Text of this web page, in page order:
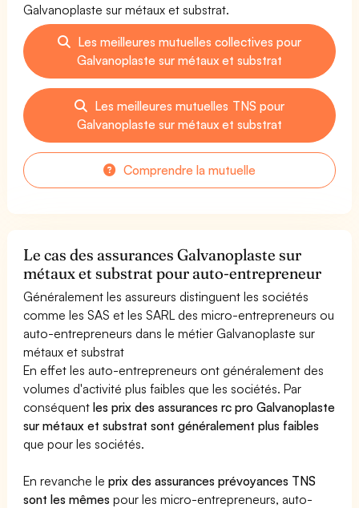
Galvanoplaste sur métaux et substrat.
Les meilleures mutuelles collectives pour
Galvanoplaste sur métaux et substrat
Les meilleures mutuelles TNS pour
Galvanoplaste sur métaux et substrat
Comprendre la mutuelle
Le cas des assurances Galvanoplaste sur
métaux et substrat pour auto-entrepreneur
Généralement les assureurs distinguent les sociétés
comme les SAS et les SARL des micro-entrepreneurs ou
auto-entrepreneurs dans le métier Galvanoplaste sur
métaux et substrat
En effet les auto-entrepreneurs ont généralement des
volumes d'activité plus faibles que les sociétés. Par
conséquentles prix des assurances rc pro Galvanoplaste
sur métaux et substrat sont généralement plus faibles
que pour les sociétés.
En revanche leprix des assurances prévoyances TNS
sont les mêmes pour les micro-entrepreneurs, auto-